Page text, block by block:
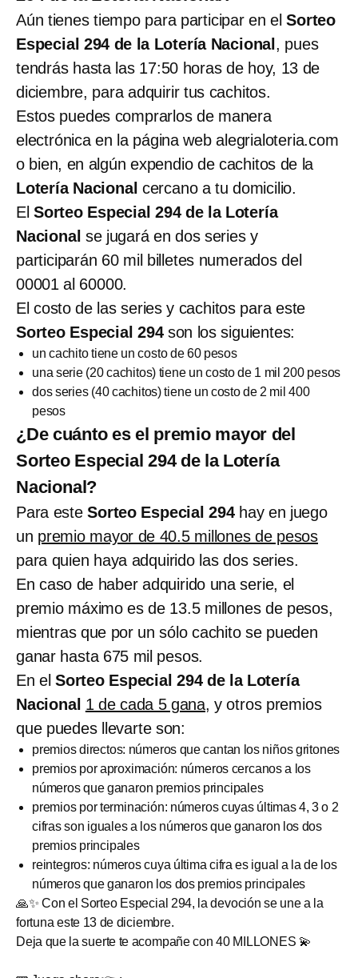
Aún tienes tiempo para participar en elSorteo
Especial 294 de la Lotería Nacional , pues
tendrás hasta las 17:50 horas de hoy, 13 de
diciembre, para adquirir tus cachitos.
Estos puedes comprarlos de manera
electrónica en la página web alegrialoteria.com
o bien, en algún expendio de cachitos de la
Lotería Nacional cercano a tu domicilio.
El Sorteo Especial 294 de la Lotería
Nacional se jugará en dos series y
participarán 60 mil billetes numerados del
00001 al 60000.
El costo de las series y cachitos para este
Sorteo Especial 294 son los siguientes:
un cachito tiene un costo de 60 pesos
una serie (20 cachitos) tiene un costo de 1 mil 200 pesos
dos series (40 cachitos) tiene un costo de 2 mil 400
pesos
¿De cuánto es el premio mayor del
Sorteo Especial 294 de la Lotería
Nacional?
Para esteSorteo Especial 294hay en juego
un premio mayor de 40.5 millones de pesos
para quien haya adquirido las dos series.
En caso de haber adquirido una serie, el
premio máximo es de 13.5 millones de pesos,
mientras que por un sólo cachito se pueden
ganar hasta 675 mil pesos.
En el Sorteo Especial 294 de la Lotería
Nacional 1 de cada 5 gana, y otros premios
que puedes llevarte son:
premios directos: números que cantan los niños gritones
premios por aproximación: números cercanos a los
números que ganaron premios principales
premios por terminación: números cuyas últimas 4, 3 o 2
cifras son iguales a los números que ganaron los dos
premios principales
reintegros: números cuya última cifra es igual a la de los
números que ganaron los dos premios principales
🙏✨ Con el Sorteo Especial 294, la devoción se une a la
fortuna este 13 de diciembre.
Deja que la suerte te acompañe con 40 MILLONES 💫